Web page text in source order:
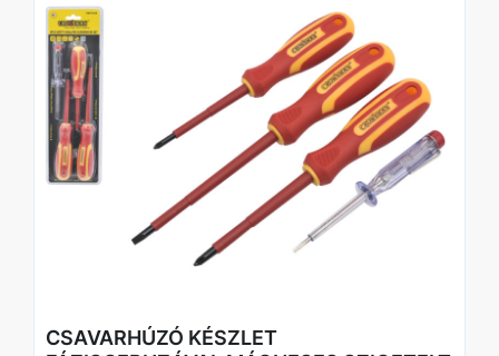
Típus: VDE szigetelt csavarhúzó készlet
Darabszám: 8 db
Anyag (penge): CrV (króm-vanádium) acél
Markolat anyaga: PP + TPR
Szigetelés: 1000 V
Szabvány: VDE / IEC 60900:2004
Kivitel: mágneses, cserélhető testekkel
Fejtípusok és méretek a készletben:
SL: 5,5 / 4,0 / 3,0 × 100 mm
PH: PH1 × 80 mm, PH2 × 100 mm
Tartozék: 2 db elektromos doboz kulcs
CSAVARHÚZÓ KÉSZLET